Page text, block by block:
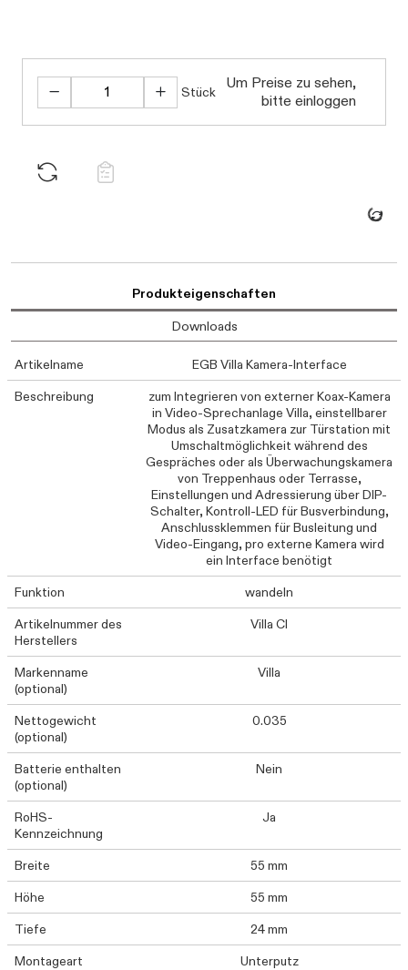
Stück
Um Preise zu sehen,
bitte einloggen
Daten
Produkteigenschaften
Downloads
Artikelname
EGB Villa Kamera-Interface
Beschreibung
zum Integrieren von externer Koax-Kamera
in Video-Sprechanlage Villa, einstellbarer
Modus als Zusatzkamera zur Türstation mit
Umschaltmöglichkeit während des
Gespräches oder als Überwachungskamera
von Treppenhaus oder Terrasse,
Einstellungen und Adressierung über DIP-
Schalter, Kontroll-LED für Busverbindung,
Anschlussklemmen für Busleitung und
Video-Eingang, pro externe Kamera wird
ein Interface benötigt
Funktion
wandeln
Artikelnummer des
Herstellers
Villa CI
Markenname
(optional)
Villa
Nettogewicht
(optional)
0.035
Batterie enthalten
(optional)
Nein
RoHS-
Kennzeichnung
Ja
Breite
55 mm
Höhe
55 mm
Tiefe
24 mm
Montageart
Unterputz